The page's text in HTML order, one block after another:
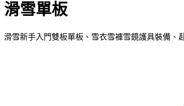
滑雪單板
滑雪新手入門雙板單板、雪衣雪褲雪鏡護具裝備